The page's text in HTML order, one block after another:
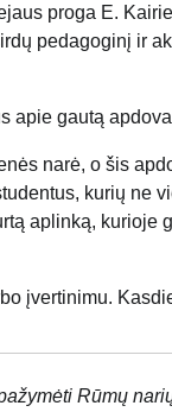
proga E.
pedagoginį ir
apie gautą
narė, o šis
kurių ne
aplinką, kurioje
įvertinimu.
Rūmų